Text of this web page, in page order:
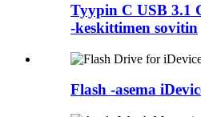
Tyypin C USB 3.1
-keskittimen sovitin
Flash -asema